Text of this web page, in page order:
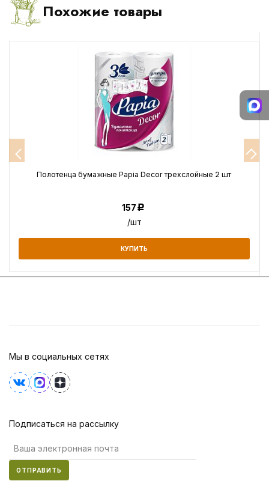
Похожие товары
Полотенца бумажные Papia Decor трехслойные 2 шт
157Р
/шт
КУПИТЬ
Мы в социальных сетях
Подписаться на рассылку
ОТПРАВИТЬ